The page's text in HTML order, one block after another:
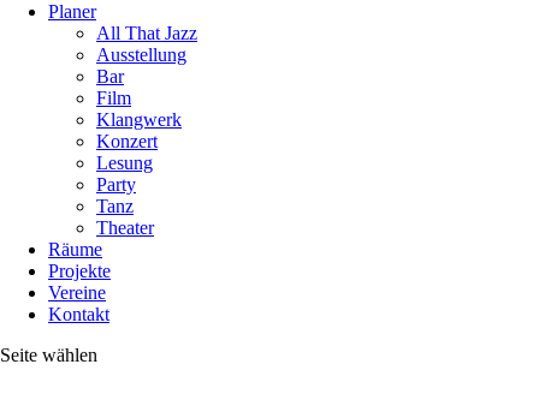
Planer
All That Jazz
Ausstellung
Bar
Film
Klangwerk
Konzert
Lesung
Party
Tanz
Theater
Räume
Projekte
Vereine
Kontakt
Seite wählen